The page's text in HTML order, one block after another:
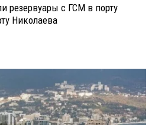
резервуары с ГСМ в порту
Николаева